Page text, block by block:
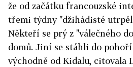
že od začátku francouzské
třemi týdny "džihádisté
Někteří se prý z "válečného
domů. Jiní se stáhli do
východně od Kidalu, citovala